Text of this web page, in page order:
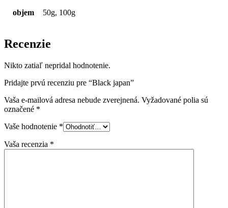
objem 50g, 100g
Recenzie
Nikto zatiaľ nepridal hodnotenie.
Pridajte prvú recenziu pre “Black japan”
Vaša e-mailová adresa nebude zverejnená. Vyžadované polia sú
označené *
Vaše hodnotenie *
Vaša recenzia *